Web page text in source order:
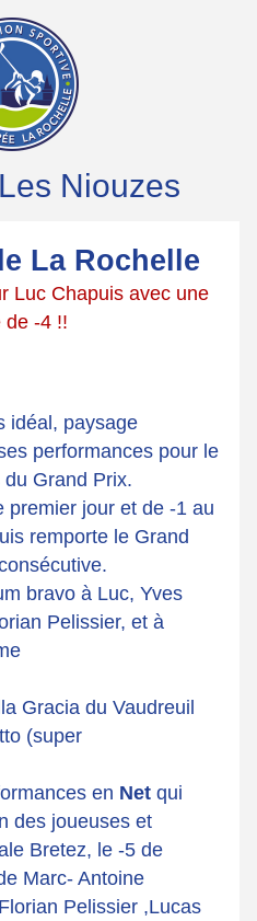
Niouzes
La Rochelle
Luc Chapuis avec une
de -4 !!
idéal, paysage
performances pour le
Grand Prix.
premier jour et de -1 au
remporte le Grand
bravo à Luc, Yves
Pelissier, et à
Gracia du Vaudreuil
(super
en Net qui
des joueuses et
Bretez, le -5 de
Marc- Antoine
Pelissier ,Lucas